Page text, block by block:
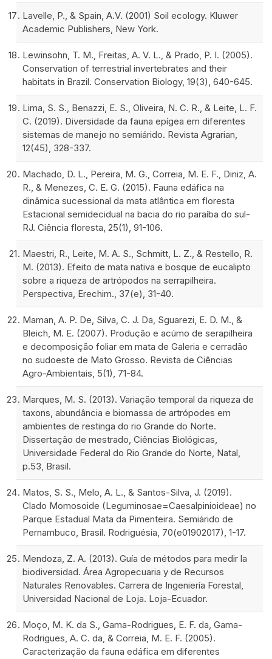
Lavelle, P., & Spain, A.V. (2001) Soil ecology. Kluwer
Academic Publishers, New York.
Lewinsohn, T. M., Freitas, A. V. L., & Prado, P. I. (2005).
Conservation of terrestrial invertebrates and their
habitats in Brazil. Conservation Biology, 19(3), 640-645.
Lima, S. S., Benazzi, E. S., Oliveira, N. C. R., & Leite, L. F.
C. (2019). Diversidade da fauna epígea em diferentes
sistemas de manejo no semiárido. Revista Agrarian,
12(45), 328-337.
Machado, D. L., Pereira, M. G., Correia, M. E. F., Diniz, A.
R., & Menezes, C. E. G. (2015). Fauna edáfica na
dinâmica sucessional da mata atlântica em floresta
Estacional semidecidual na bacia do rio paraíba do sul-
RJ. Ciência floresta, 25(1), 91-106.
Maestri, R., Leite, M. A. S., Schmitt, L. Z., & Restello, R.
M. (2013). Efeito de mata nativa e bosque de eucalipto
sobre a riqueza de artrópodos na serrapilheira.
Perspectiva, Erechim., 37(e), 31-40.
Maman, A. P. De, Silva, C. J. Da, Sguarezi, E. D. M., &
Bleich, M. E. (2007). Produção e acúmo de serapilheira
e decomposição foliar em mata de Galeria e cerradão
no sudoeste de Mato Grosso. Revista de Ciências
Agro-Ambientais, 5(1), 71-84.
Marques, M. S. (2013). Variação temporal da riqueza de
taxons, abundância e biomassa de artrópodes em
ambientes de restinga do rio Grande do Norte.
Dissertação de mestrado, Ciências Biológicas,
Universidade Federal do Rio Grande do Norte, Natal,
p.53, Brasil.
Matos, S. S., Melo, A. L., & Santos-Silva, J. (2019).
Clado Momosoide (Leguminosae=Caesalpinioideae) no
Parque Estadual Mata da Pimenteira. Semiárido de
Pernambuco, Brasil. Rodriguésia, 70(e01902017), 1-17.
Mendoza, Z. A. (2013). Guía de métodos para medir la
biodiversidad. Área Agropecuaria y de Recursos
Naturales Renovables. Carrera de Ingeniería Forestal,
Universidad Nacional de Loja. Loja-Ecuador.
Moço, M. K. da S., Gama-Rodrigues, E. F. da, Gama-
Rodrigues, A. C. da, & Correia, M. E. F. (2005).
Caracterização da fauna edáfica em diferentes